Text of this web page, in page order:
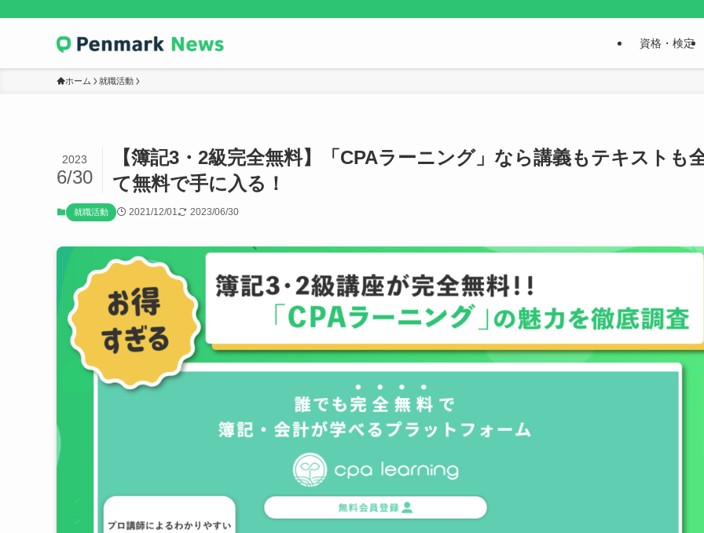
資格・検定
ホーム 就職活動
【簿記3・2級完全無料】「CPAラーニング」なら講義もテキストも
て無料で手に入る！
2023
6/30
就職活動 2021/12/01 2023/06/30